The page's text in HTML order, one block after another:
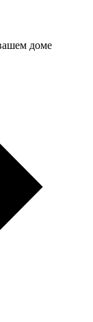
доме